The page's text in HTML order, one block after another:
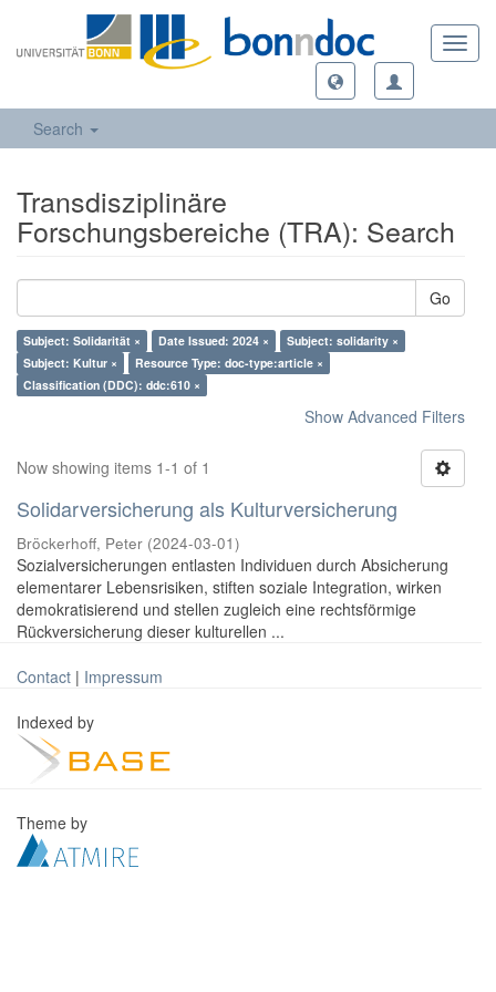
Search
Transdisziplinäre
Forschungsbereiche (TRA): Search
Go
Subject: Solidarität × Date Issued: 2024 ×
Subject: solidarity ×
Subject: Kultur ×
Resource Type: doc-type:article ×
Classification (DDC): ddc:610 ×
Show Advanced Filters
Now showing items 1-1 of 1
Solidarversicherung als Kulturversicherung
Bröckerhoff, Peter (2024-03-01)
Sozialversicherungen entlasten Individuen durch Absicherung
elementarer Lebensrisiken, stiften soziale Integration, wirken
demokratisierend und stellen zugleich eine rechtsförmige
Rückversicherung dieser kulturellen ...
Contact | Impressum
Indexed by
Theme by